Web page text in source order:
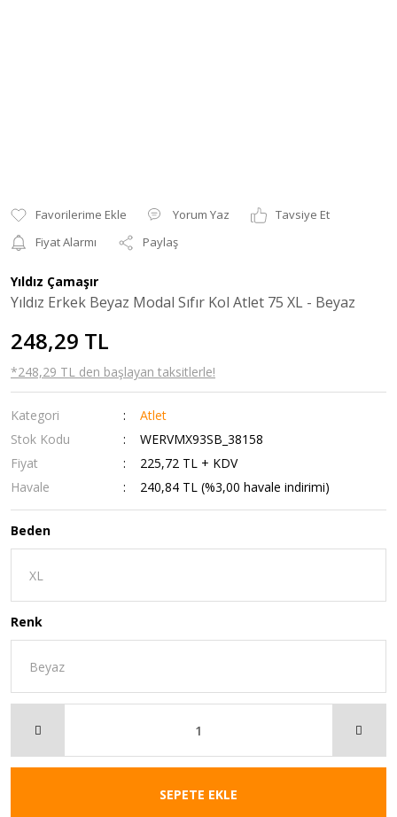
Yorum Yaz
Tavsiye Et
Fiyat Alarmı
Paylaş
Yıldız Çamaşır
Yıldız Erkek Beyaz Modal Sıfır Kol Atlet 75 XL - Beyaz
248,29 TL
*248,29 TL den başlayan taksitlerle!
Kategori
Atlet
Stok Kodu
WERVMX93SB_38158
Fiyat
225,72 TL + KDV
Havale
240,84 TL (%3,00 havale indirimi)
Beden
Renk
SEPETE EKLE